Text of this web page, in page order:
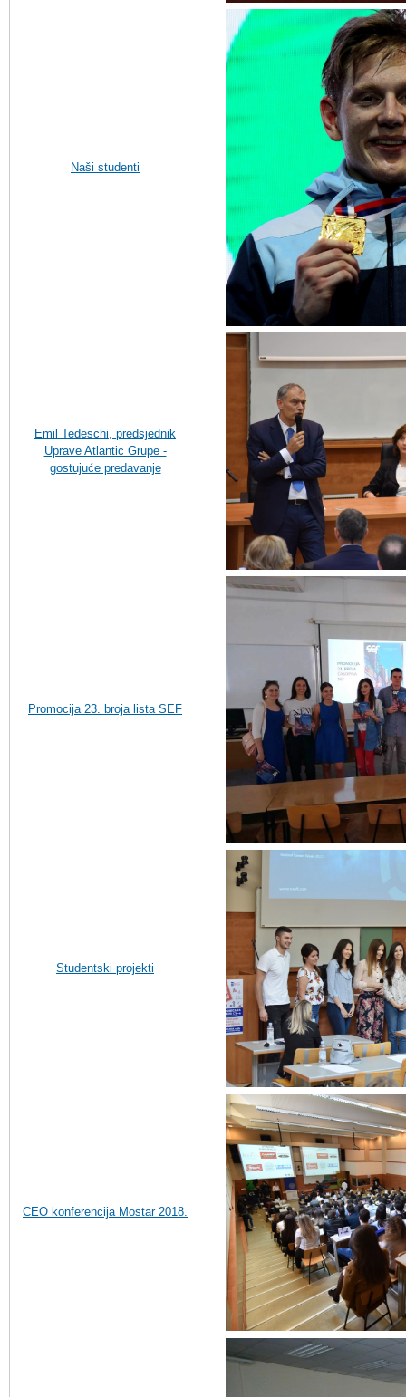
Naši studenti
Emil Tedeschi, predsjednik
Uprave Atlantic Grupe -
gostujuće predavanje
Promocija 23. broja lista SEF
Studentski projekti
CEO konferencija Mostar 2018.